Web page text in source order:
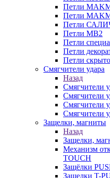
Петли
Петли
Петли
Петли MB2
Петли
Петли
Петли
Смягчители удара
Назад
Смягчители
Смягчители
Смягчители
Cмягчители
Защелки, магниты
Назад
Защелки,
Механизм
TOUCH
Защёлки
Защелки T-